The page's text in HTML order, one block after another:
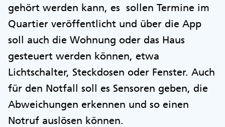
gehört werden kann, es sollen Termine im
Quartier veröffentlicht und über die App
soll auch die Wohnung oder das Haus
gesteuert werden können, etwa
Lichtschalter, Steckdosen oder Fenster. Auch
für den Notfall soll es Sensoren geben, die
Abweichungen erkennen und so einen
Notruf auslösen können.